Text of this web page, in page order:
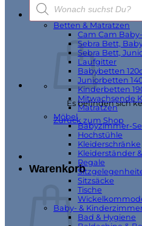
search
Es befinden sich
Zurück zum Shop
Warenkorb
Geschenkverpackung
Möbel & Wohnen
Betten & Matratzen
Cam Cam
Sebra Bett,
Sebra Bett,
Laufgitter
Babybetten
Juniorbetten
Kinderbetten
Mitwachsende
Matratzen
Möbel
Babyzimmer-
Hochstühle
Kleiderschränke
Kleiderständer
Regale
Sitzsäcke
Tische
Baby- &
Bad & Hygiene